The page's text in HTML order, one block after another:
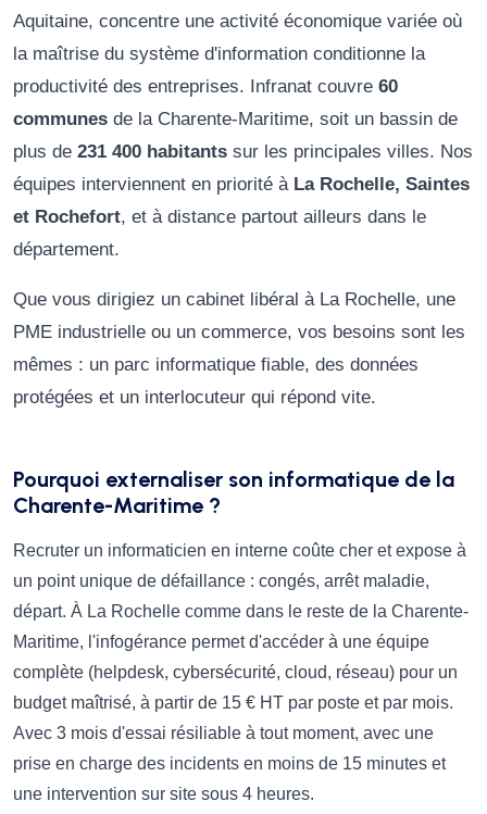
Aquitaine, concentre une activité économique variée où
la maîtrise du système d'information conditionne la
productivité des entreprises. Infranat couvre 60
communes de la Charente-Maritime, soit un bassin de
plus de 231 400 habitants sur les principales villes. Nos
équipes interviennent en priorité à La Rochelle, Saintes
et Rochefort, et à distance partout ailleurs dans le
département.
Que vous dirigiez un cabinet libéral à La Rochelle, une
PME industrielle ou un commerce, vos besoins sont les
mêmes : un parc informatique fiable, des données
protégées et un interlocuteur qui répond vite.
Pourquoi externaliser son informatique de la
Charente-Maritime ?
Recruter un informaticien en interne coûte cher et expose à
un point unique de défaillance : congés, arrêt maladie,
départ. À La Rochelle comme dans le reste de la Charente-
Maritime, l'infogérance permet d'accéder à une équipe
complète (helpdesk, cybersécurité, cloud, réseau) pour un
budget maîtrisé, à partir de 15 € HT par poste et par mois.
Avec 3 mois d'essai résiliable à tout moment, avec une
prise en charge des incidents en moins de 15 minutes et
une intervention sur site sous 4 heures.